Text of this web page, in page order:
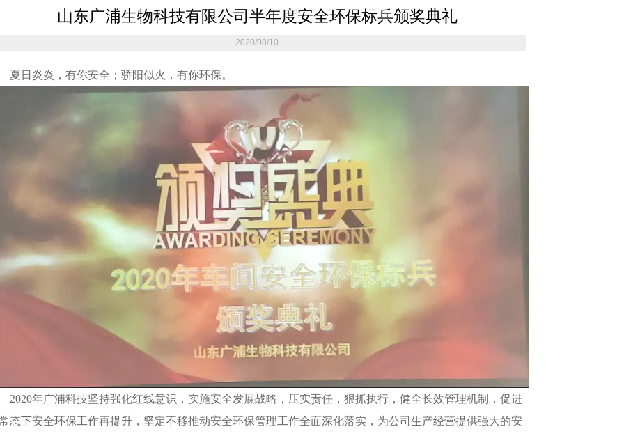
山东广浦生物科技有限公司半年度安全环保标兵颁奖典礼
2020/08/10
夏日炎炎，有你安全；骄阳似火，有你环保。
2020年广浦科技坚持强化红线意识，实施安全发展战略，压实责任，狠抓执行，健全长效管理机制，促进
态下安全环保工作再提升，坚定不移推动安全环保管理工作全面深化落实，为公司生产经营提供强大的安